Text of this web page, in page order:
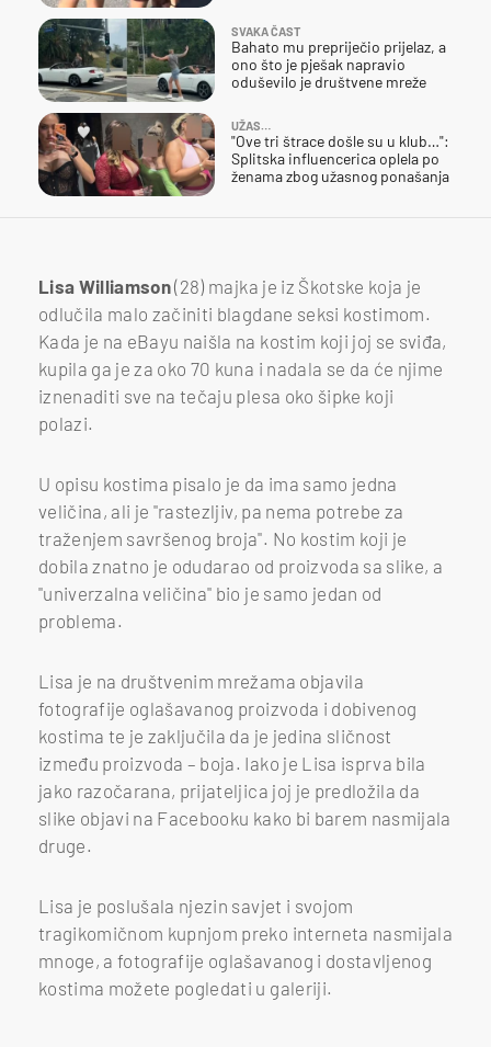
SVAKA ČAST
Bahato mu prepriječio prijelaz, a
ono što je pješak napravio
oduševilo je društvene mreže
UŽAS…
"Ove tri štrace došle su u klub…":
Splitska influencerica oplela po
ženama zbog užasnog ponašanja
Lisa Williamson(28) majka je iz Škotske koja je
odlučila malo začiniti blagdane seksi kostimom.
Kada je na eBayu naišla na kostim koji joj se sviđa,
kupila ga je za oko 70 kuna i nadala se da će njime
iznenaditi sve na tečaju plesa oko šipke koji
polazi.
U opisu kostima pisalo je da ima samo jedna
veličina, ali je "rastezljiv, pa nema potrebe za
traženjem savršenog broja". No kostim koji je
dobila znatno je odudarao od proizvoda sa slike, a
"univerzalna veličina" bio je samo jedan od
problema.
Lisa je na društvenim mrežama objavila
fotografije oglašavanog proizvoda i dobivenog
kostima te je zaključila da je jedina sličnost
između proizvoda – boja. Iako je Lisa isprva bila
jako razočarana, prijateljica joj je predložila da
slike objavi na Facebooku kako bi barem nasmijala
druge.
Lisa je poslušala njezin savjet i svojom
tragikomičnom kupnjom preko interneta nasmijala
mnoge, a fotografije oglašavanog i dostavljenog
kostima možete pogledati u galeriji.